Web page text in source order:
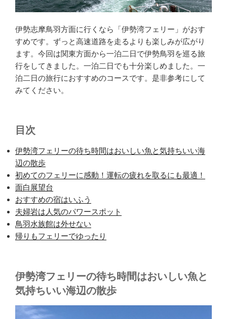
伊勢志摩鳥羽方面に行くなら「伊勢湾フェリー」がおす
すめです。ずっと高速道路を走るよりも楽しみが広がり
ます。今回は関東方面から一泊二日で伊勢鳥羽を巡る旅
行をしてきました。一泊二日でも十分楽しめました。一
泊二日の旅行におすすめのコースです。是非参考にして
みてください。
目次
伊勢湾フェリーの待ち時間はおいしい魚と気持ちいい海
辺の散歩
初めてのフェリーに感動！運転の疲れを取るにも最適！
面白展望台
おすすめの宿はいふう
夫婦岩は人気のパワースポット
鳥羽水族館は外せない
帰りもフェリーでゆったり
伊勢湾フェリーの待ち時間はおいしい魚と
気持ちいい海辺の散歩